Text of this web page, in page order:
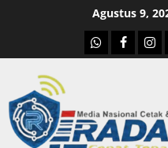
Agustus 9,
WhatsApp